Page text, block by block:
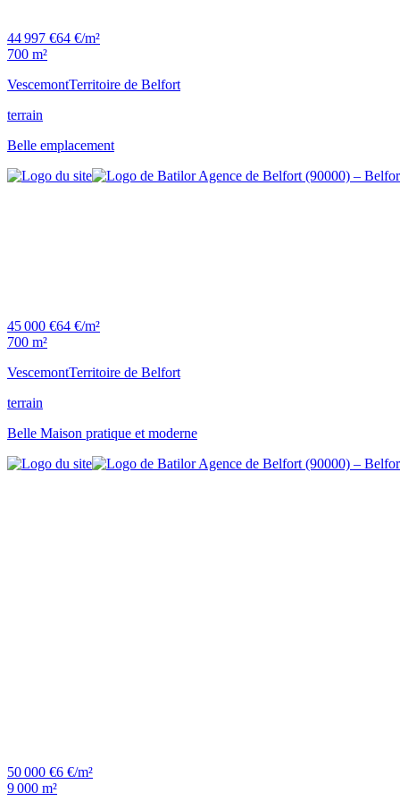
44 997 €64 €/m²
700 m²
VescemontTerritoire de Belfort
terrain
Belle emplacement
45 000 €64 €/m²
700 m²
VescemontTerritoire de Belfort
terrain
Belle Maison pratique et moderne
50 000 €6 €/m²
9 000 m²